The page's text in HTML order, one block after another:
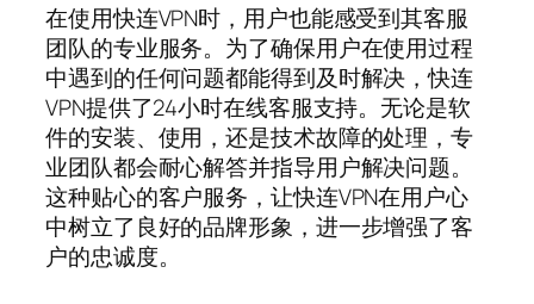
在使用快连VPN时，用户也能感受到其客服
团队的专业服务。为了确保用户在使用过程
中遇到的任何问题都能得到及时解决，快连
VPN提供了24小时在线客服支持。无论是软
件的安装、使用，还是技术故障的处理，专
业团队都会耐心解答并指导用户解决问题。
这种贴心的客户服务，让快连VPN在用户心
中树立了良好的品牌形象，进一步增强了客
户的忠诚度。